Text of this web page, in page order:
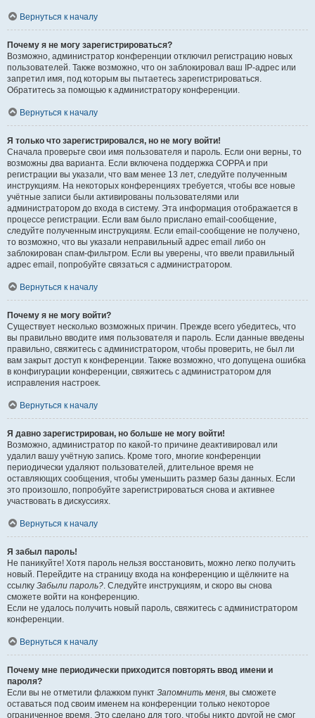
Вернуться к началу
Почему я не могу зарегистрироваться?
Возможно, администратор конференции отключил регистрацию новых
пользователей. Также возможно, что он заблокировал ваш IP-адрес или
запретил имя, под которым вы пытаетесь зарегистрироваться.
Обратитесь за помощью к администратору конференции.
Вернуться к началу
Я только что зарегистрировался, но не могу войти!
Сначала проверьте свои имя пользователя и пароль. Если они верны, то
возможны два варианта. Если включена поддержка COPPA и при
регистрации вы указали, что вам менее 13 лет, следуйте полученным
инструкциям. На некоторых конференциях требуется, чтобы все новые
учётные записи были активированы пользователями или
администратором до входа в систему. Эта информация отображается в
процессе регистрации. Если вам было прислано email-сообщение,
следуйте полученным инструкциям. Если email-сообщение не получено,
то возможно, что вы указали неправильный адрес email либо он
заблокирован спам-фильтром. Если вы уверены, что ввели правильный
адрес email, попробуйте связаться с администратором.
Вернуться к началу
Почему я не могу войти?
Существует несколько возможных причин. Прежде всего убедитесь, что
вы правильно вводите имя пользователя и пароль. Если данные введены
правильно, свяжитесь с администратором, чтобы проверить, не был ли
вам закрыт доступ к конференции. Также возможно, что допущена ошибка
в конфигурации конференции, свяжитесь с администратором для
исправления настроек.
Вернуться к началу
Я давно зарегистрирован, но больше не могу войти!
Возможно, администратор по какой-то причине деактивировал или
удалил вашу учётную запись. Кроме того, многие конференции
периодически удаляют пользователей, длительное время не
оставляющих сообщения, чтобы уменьшить размер базы данных. Если
это произошло, попробуйте зарегистрироваться снова и активнее
участвовать в дискуссиях.
Вернуться к началу
Я забыл пароль!
Не паникуйте! Хотя пароль нельзя восстановить, можно легко получить
новый. Перейдите на страницу входа на конференцию и щёлкните на
ссылку Забыли пароль?. Следуйте инструкциям, и скоро вы снова
сможете войти на конференцию.
Если не удалось получить новый пароль, свяжитесь с администратором
конференции.
Вернуться к началу
Почему мне периодически приходится повторять ввод имени и
пароля?
Если вы не отметили флажком пункт Запомнить меня, вы сможете
оставаться под своим именем на конференции только некоторое
ограниченное время. Это сделано для того, чтобы никто другой не смог